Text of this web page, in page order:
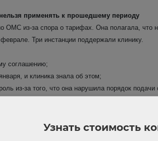
применять к прошедшему периоду
ОМС из-за спора о тарифах. Она полагала, что
Три инстанции поддержали клинику.
соглашению;
и клиника знала об этом;
из-за того, что она нарушила порядок подачи
силу;
сделал этого.
на сторону фонда. Они учли, что тарифы
Узнать стоимость